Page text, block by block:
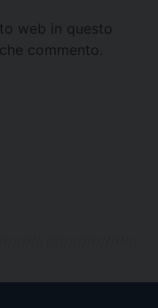
web in questo
commento.